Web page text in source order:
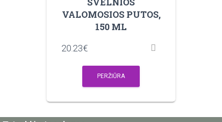
VALOMOSIOS PUTOS,
150 ML
20.23€
PERŽIŪRA